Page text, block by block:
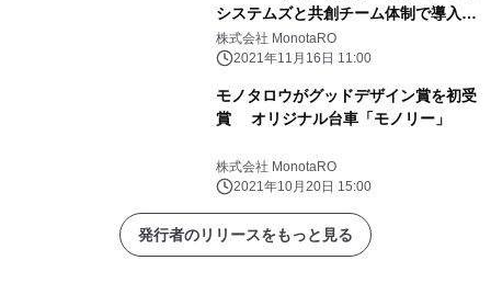
システムズと共創チーム体制で導入を
推進
株式会社 MonotaRO
2021年11月16日 11:00
モノタロウがグッドデザイン賞を初受
賞 オリジナル台車「モノリー」
株式会社 MonotaRO
2021年10月20日 15:00
発行者のリリースをもっと見る